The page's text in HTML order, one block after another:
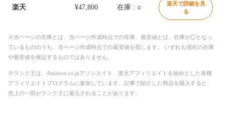
楽天 ¥47,800 在庫 : ○
楽天で詳細を見
る
※当ページの在庫とは、当ページ作成時点での在庫、最安値とは、在庫が◯となっ
ているもののうち、当ページ作成時点での最安値を指します。 いずれも現在の在庫
や最安値を保証するものではありません。
※ランク王は、Amazon.co.jpアソシエイト、楽天アフィリエイトを始めとした各種
アフィリエイトプログラムに参加しています。記事で紹介した商品を購入すると、
売上の一部がランク王に還元されることがあります。